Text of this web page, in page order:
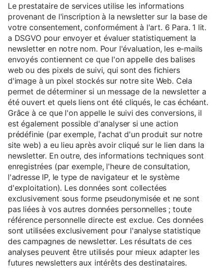
Le prestataire de services utilise les informations
provenant de l'inscription à la newsletter sur la base de
votre consentement, conformément à l'art. 6 Para. 1 lit.
a DSGVO pour envoyer et évaluer statistiquement la
newsletter en notre nom. Pour l'évaluation, les e-mails
envoyés contiennent ce que l'on appelle des balises
web ou des pixels de suivi, qui sont des fichiers
d'image à un pixel stockés sur notre site Web. Cela
permet de déterminer si un message de la newsletter a
été ouvert et quels liens ont été cliqués, le cas échéant.
Grâce à ce que l'on appelle le suivi des conversions, il
est également possible d'analyser si une action
prédéfinie (par exemple, l'achat d'un produit sur notre
site web) a eu lieu après avoir cliqué sur le lien dans la
newsletter. En outre, des informations techniques sont
enregistrées (par exemple, l'heure de consultation,
l'adresse IP, le type de navigateur et le système
d'exploitation). Les données sont collectées
exclusivement sous forme pseudonymisée et ne sont
pas liées à vos autres données personnelles ; toute
référence personnelle directe est exclue. Ces données
sont utilisées exclusivement pour l'analyse statistique
des campagnes de newsletter. Les résultats de ces
analyses peuvent être utilisés pour mieux adapter les
futures newsletters aux intérêts des destinataires.